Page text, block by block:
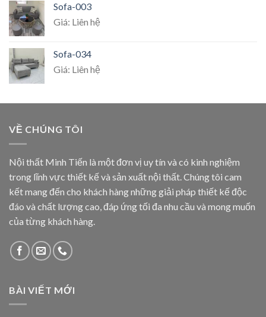
Sofa-003
Giá: Liên hệ
Sofa-034
Giá: Liên hệ
VỀ CHÚNG TÔI
Nội thất Minh Tiến là một đơn vị uy tín và có kinh nghiệm
trong lĩnh vực thiết kế và sản xuất nội thất. Chúng tôi cam
kết mang đến cho khách hàng những giải pháp thiết kế độc
đáo và chất lượng cao, đáp ứng tối đa nhu cầu và mong muốn
của từng khách hàng.
BÀI VIẾT MỚI